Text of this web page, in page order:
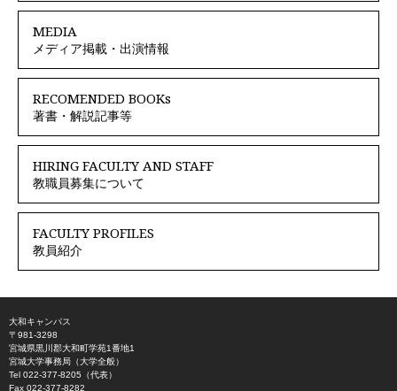
MEDIA
メディア掲載・出演情報
RECOMENDED BOOKs
著書・解説記事等
HIRING FACULTY AND STAFF
教職員募集について
FACULTY PROFILES
教員紹介
大和キャンパス
〒981-3298
宮城県黒川郡大和町学苑1番地1
宮城大学事務局（大学全般）
Tel 022-377-8205（代表）
Fax 022-377-8282